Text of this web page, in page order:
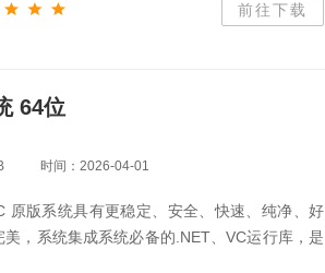
前往下载
64位
时间：2026-04-01
原版系统具有更稳定、安全、快速、纯净、好
，系统集成系统必备的.NET、VC运行库，是